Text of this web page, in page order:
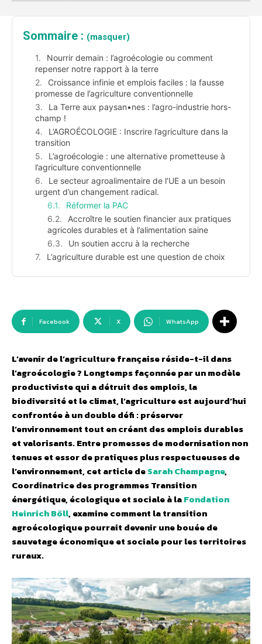
Sommaire : (masquer)
Nourrir demain : l’agroécologie ou comment
repenser notre rapport à la terre
Croissance infinie et emplois faciles : la fausse
promesse de l’agriculture conventionnelle
La Terre aux paysan•nes : l’agro-industrie hors-
champ !
L’AGROÉCOLOGIE : Inscrire l’agriculture dans la
transition
L’agroécologie : une alternative prometteuse à
l’agriculture conventionnelle
Le secteur agroalimentaire de l’UE a un besoin
urgent d’un changement radical.
Réformer la PAC
Accroître le soutien financier aux pratiques
agricoles durables et à l’alimentation saine
Un soutien accru à la recherche
L’agriculture durable est une question de choix
Facebook X WhatsApp
L’avenir de l’agriculture française réside-t-il dans
l’agroécologie ? Longtemps façonnée par un modèle
productiviste qui a détruit des emplois, la
biodiversité et le climat, l’agriculture est aujourd’hui
confrontée à un double défi : préserver
l’environnement tout en créant des emplois durables
et valorisants. Entre promesses de modernisation non
tenues et essor de pratiques plus respectueuses de
l’environnement, cet article deSarah Champagne,
Coordinatrice des programmes Transition
énergétique, écologique et socialeà laFondation
Heinrich Böll, examine comment la transition
agroécologique pourrait devenir une bouée de
sauvetage économique et sociale pour les territoires
ruraux.